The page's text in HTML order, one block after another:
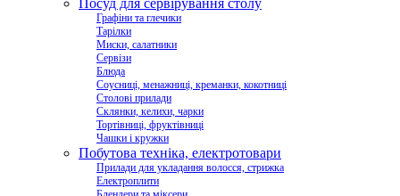
Посуд для сервірування столу
Графіни та глечики
Тарілки
Миски, салатники
Сервізи
Блюда
Соусниці, менажниці, креманки, кокотниці
Столові прилади
Склянки, келихи, чарки
Тортівниці, фруктівниці
Чашки і кружки
Побутова техніка, електротовари
Прилади для укладання волосся, стрижка
Електроплити